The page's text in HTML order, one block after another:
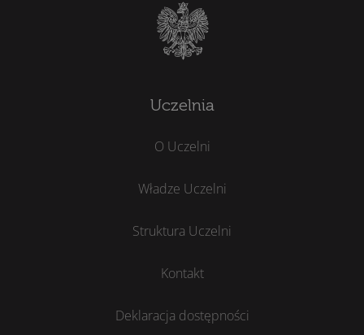
Uczelnia
O Uczelni
Władze Uczelni
Struktura Uczelni
Kontakt
Deklaracja dostępności